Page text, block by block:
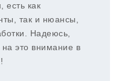
есть как
так и нюансы,
Надеюсь,
на это внимание в